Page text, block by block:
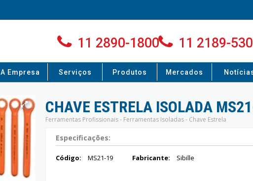
11 2890-1800 11 2189-
A Empresa Serviços Produtos Mercados
CHAVE ESTRELA ISOLADA
Ferramentas Profissionais - Ferramentas Isoladas - Chave Estrela
Especificações:
Código: MS21-19 Fabricante: Sibille